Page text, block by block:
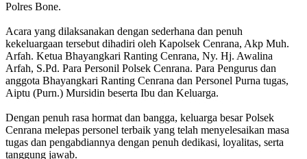
Polres Bone.
‎Acara yang dilaksanakan dengan sederhana dan penuh
kekeluargaan tersebut dihadiri oleh Kapolsek Cenrana, Akp Muh.
Arfah. Ketua Bhayangkari Ranting Cenrana, Ny. Hj. Awalina
Arfah, S.Pd. Para Personil Polsek Cenrana. Para Pengurus dan
anggota Bhayangkari Ranting Cenrana dan Personel Purna tugas,
Aiptu (Purn.) Mursidin beserta Ibu dan Keluarga.
‎Dengan penuh rasa hormat dan bangga, keluarga besar Polsek
Cenrana melepas personel terbaik yang telah menyelesaikan masa
tugas dan pengabdiannya dengan penuh dedikasi, loyalitas, serta
tanggung jawab.